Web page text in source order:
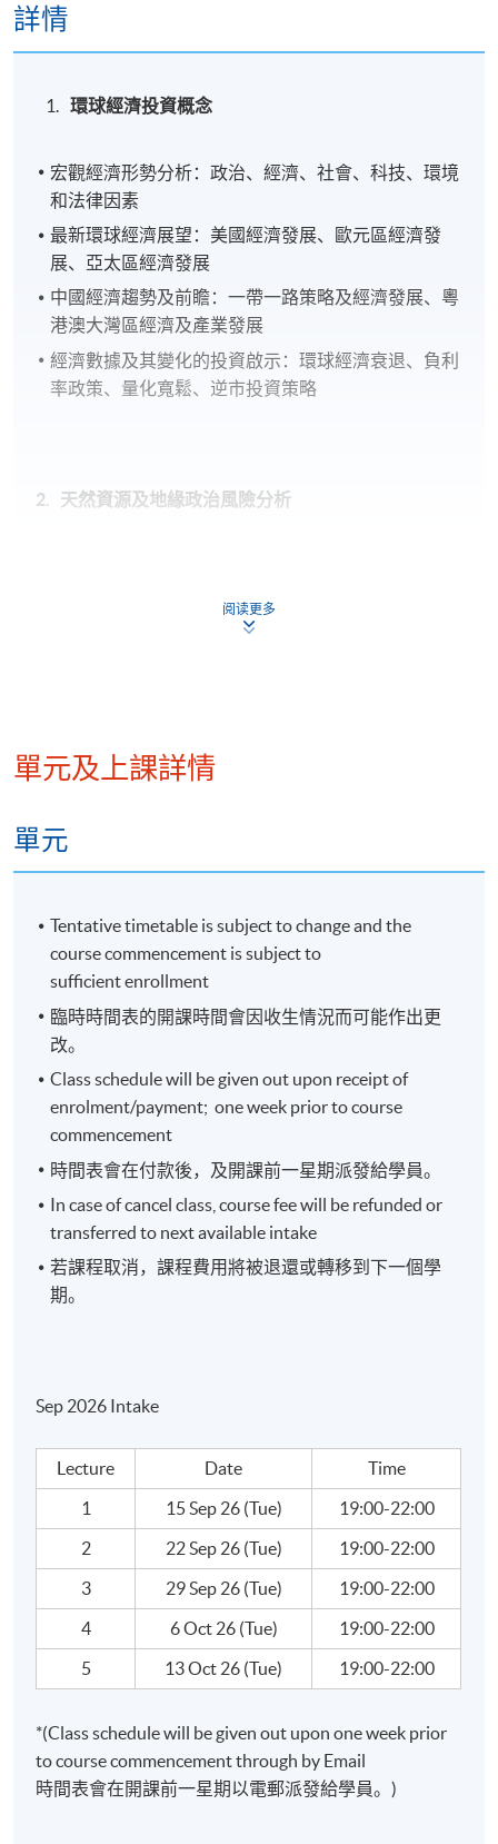
詳情
環球經濟投資概念
宏觀經濟形勢分析：政治、經濟、社會、科技、環境
和法律因素
最新環球經濟展望：美國經濟發展、歐元區經濟發
展、亞太區經濟發展
中國經濟趨勢及前瞻：一帶一路策略及經濟發展、粵
港澳大灣區經濟及產業發展
經濟數據及其變化的投資啟示：環球經濟衰退、負利
率政策、量化寬鬆、逆市投資策略
2. 天然資源及地緣政治風險分析
經濟及博弈論：經濟合作、貿易壁壘、油價戰、貿易
3. 資金流向分析
貨幣政策及利率變化啟示
近期匯兌走勢：美元走勢、歐元走勢、英鎊走勢、日
機構投資方式及資金流向的投資啟示
4. 價值鏈及產業分析
競爭策略及五力模型、價值鏈分析
供應鏈及代工生產分析
著名投資大師的投資策略：巴菲特、鄧普頓、羅傑斯
環球投資及新興市場投資策略
在逆境下板塊及行業選擇策略
基金投資選擇及分散風險策略
報名代碼
2445-3796NW
阅读更多
單元及上課詳情
單元
Tentative timetable is subject to change and the
course commencement is subject to
sufficient enrollment
臨時時間表的開課時間會因收生情況而可能作出更
改。
Class schedule will be given out upon receipt of
enrolment/payment; one week prior to course
commencement
時間表會在付款後，及開課前一星期派發給學員。
In case of cancel class, course fee will be refunded or
transferred to next available intake
若課程取消，課程費用將被退還或轉移到下一個學
期。
Sep 2026 Intake
Lecture Date
Time
1
15 Sep 26 (Tue)
19:00-22:00
2
22 Sep 26 (Tue)
19:00-22:00
3
29 Sep 26 (Tue)
19:00-22:00
4
6 Oct 26 (Tue)
19:00-22:00
5
13 Oct 26 (Tue) 19:00-22:00
*(Class schedule will be given out upon one week prior
to course commencement through by Email
時間表會在開課前一星期以電郵派發給學員。)